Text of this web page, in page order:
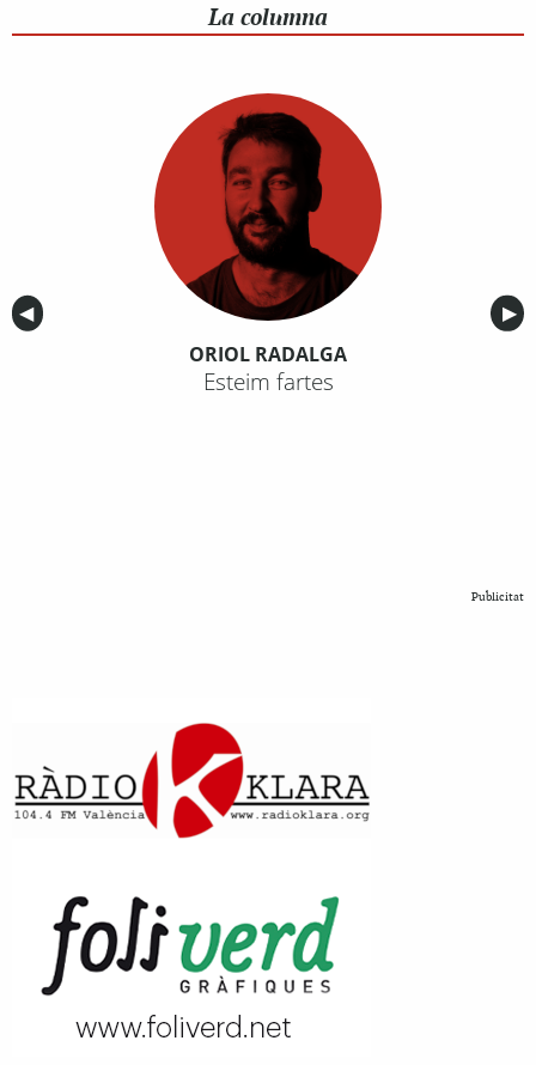
La columna
Anterior
◀︎ ▶︎
ORIOL RADALGA
Esteim fartes
Publicitat